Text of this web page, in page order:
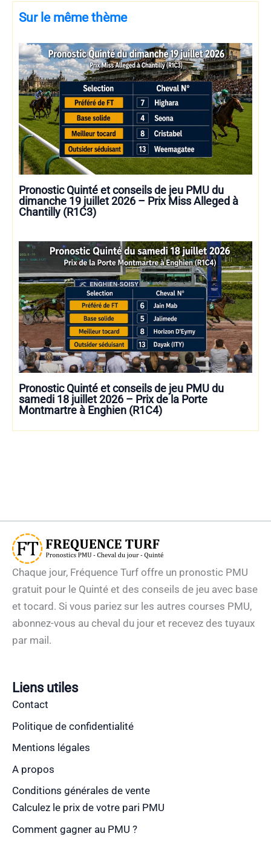
Sur le même thème
Pronostic Quinté et conseils de jeu PMU du
dimanche 19 juillet 2026 – Prix Miss Alleged à
Chantilly (R1C3)
Pronostic Quinté et conseils de jeu PMU du
samedi 18 juillet 2026 – Prix de la Porte
Montmartre à Enghien (R1C4)
Chaque jour, Fréquence Turf offre un pronostic PMU
gratuit pour le Quinté et des conseils de jeu avec base
et tocard. Si vous pariez sur les autres courses PMU,
abonnez-vous au cheval du jour et recevez des tuyaux
par mail.
Liens utiles
Contact
Politique de confidentialité
Mentions légales
A propos
Conditions générales de vente
Calculez le prix de votre pari PMU
Comment gagner au PMU ?